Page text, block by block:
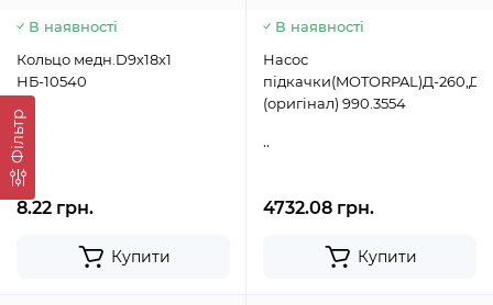
Фільтр
В наявності
Кольцо медн.D9х18х1
НБ-10540
..
8.22 грн.
Купити
В наявності
Насос
підкачки(MOTORPAL)Д-260,Д-
(оригінал) 990.3554
..
4732.08 грн.
Купити